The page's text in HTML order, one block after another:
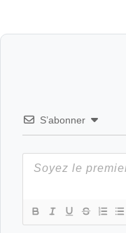
Poésie – Orion
Florilège
Aesthetic –
S’abonner